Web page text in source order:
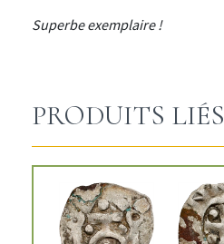
Superbe exemplaire !
PRODUITS LIÉS